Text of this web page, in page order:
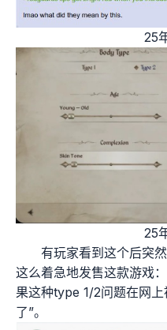
25
25
有玩家看到这个后突
这么着急地发售这款游戏
果这种type 1/2问题在网
了”。